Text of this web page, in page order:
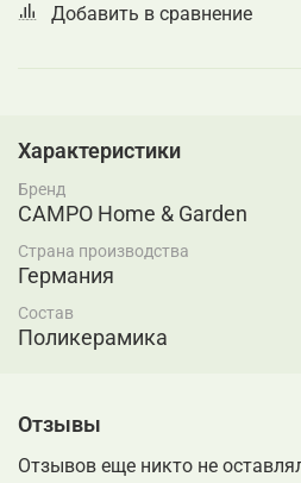
Добавить в сравнение
Характеристики
Бренд
CAMPO Home & Garden
Страна производства
Германия
Состав
Поликерамика
Отзывы
Отзывов еще никто не